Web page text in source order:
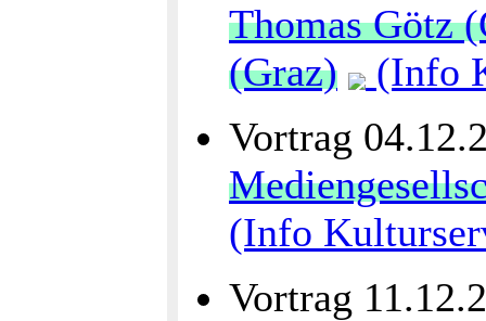
Thomas Götz
(Graz)
(Info
Vortrag
(Info
Vortrag